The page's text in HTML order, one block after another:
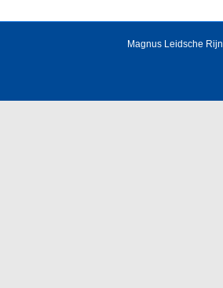
Magnus Leidsche Rijn